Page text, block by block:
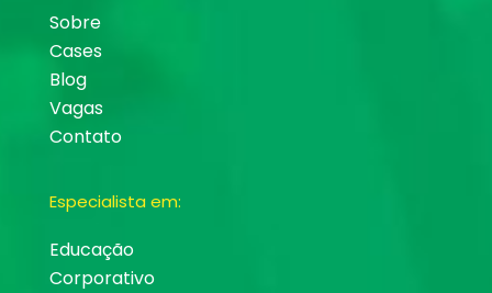
Sobre
Cases
Blog
Vagas
Contato
Especialista em:
Educação
Corporativo